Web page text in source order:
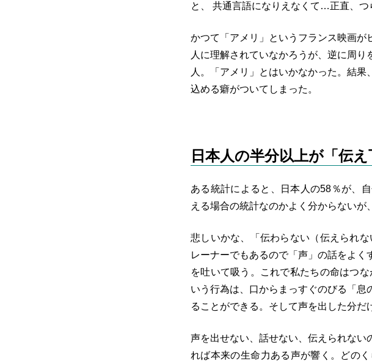
と、 共通言語になりえなくて…正直、つ
かつて「アメリ」というフランス映画が
人に理解されていなかろうが、逆に周
人。「アメリ」とはいかなかった。結
込める癖がついてしまった。
日本人の半分以上が「伝
ある統計によると、日本人の58％が、
える場合の統計なのかよく分からないが
悲しいかな、「伝わらない（伝えられ
レーナーでもあるので「声」の話をよ
を吐いて吸う。これで私たちの命はつ
いう行為は、口からまっすぐのびる「息
ることができる。そして声を出した分だ
声を出せない、話せない、伝えられな
れば本来の生命力ある声が響く。どの